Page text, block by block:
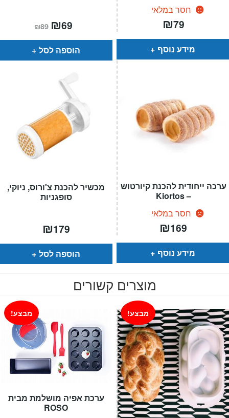
₪89 המחיר
המקורי
היה:
₪89.
₪69
הוא:
הוספה לסל
חסר במלאי
₪79
מידע נוסף
מכשיר להכנת צ'ורוס, ניוקי,
סופגניות
₪179
הוספה לסל
ערכה ייחודית להכנת קיורטוש
– Kiortos
חסר במלאי
₪169
מידע נוסף
מוצרים קשורים
ערכת אפיה מושלמת מבית
ROSO
מבצע! מבצע!